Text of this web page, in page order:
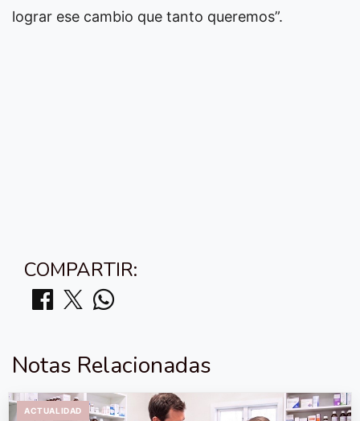
lograr ese cambio que tanto queremos”.
COMPARTIR:
Notas Relacionadas
ACTUALIDAD